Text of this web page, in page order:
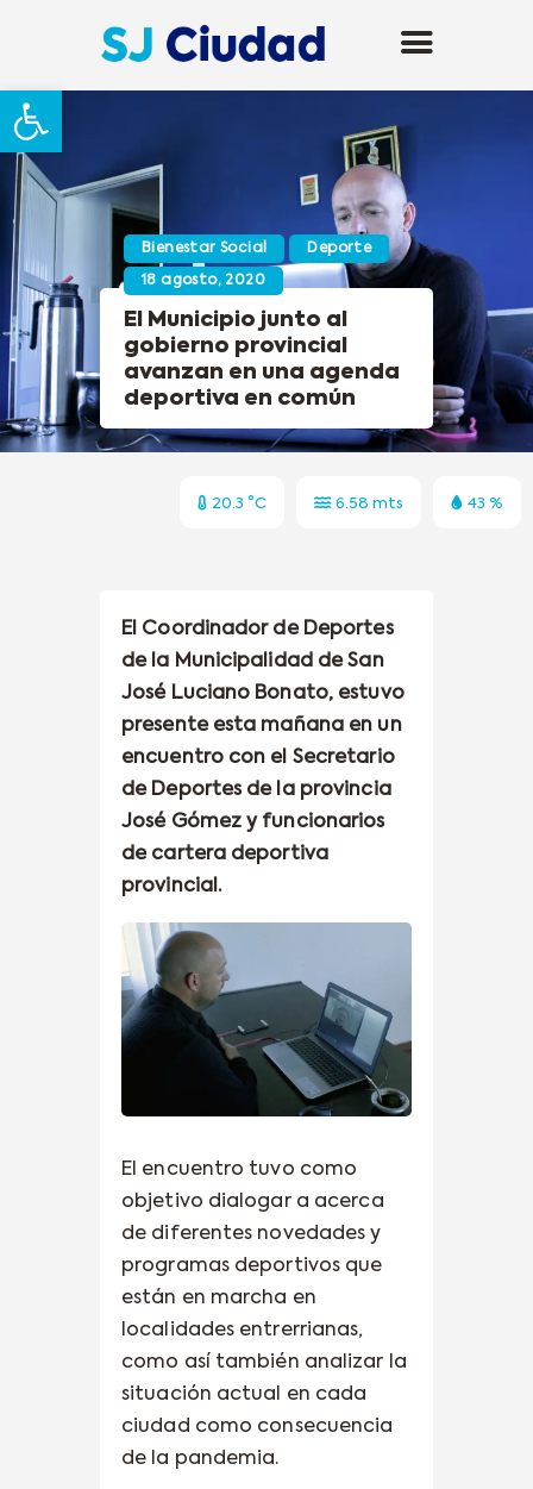
Abrir barra de herramientas
Bienestar Social Deporte
18 agosto, 2020
El Municipio junto al
gobierno provincial
avanzan en una agenda
deportiva en común
20.3 °C 6.58 mts 43 %
El Coordinador de Deportes
de la Municipalidad de San
José Luciano Bonato, estuvo
presente esta mañana en un
encuentro con el Secretario
de Deportes de la provincia
José Gómez y funcionarios
de cartera deportiva
provincial.
El encuentro tuvo como
objetivo dialogar a acerca
de diferentes novedades y
programas deportivos que
están en marcha en
localidades entrerrianas,
como así también analizar la
situación actual en cada
ciudad como consecuencia
de la pandemia.